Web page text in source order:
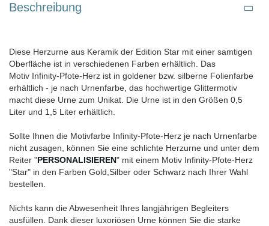
Beschreibung
Diese Herzurne aus Keramik der Edition Star mit einer samtigen
Oberfläche ist in verschiedenen Farben erhältlich. Das
Motiv Infinity-Pfote-Herz ist in goldener bzw. silberne Folienfarbe
erhältlich - je nach Urnenfarbe, das hochwertige Glittermotiv
macht diese Urne zum Unikat. Die Urne ist in den Größen 0,5
Liter und 1,5 Liter erhältlich.
Sollte Ihnen die Motivfarbe Infinity-Pfote-Herz je nach Urnenfarbe
nicht zusagen, können Sie eine schlichte Herzurne und unter dem
Reiter "PERSONALISIEREN" mit einem Motiv Infinity-Pfote-Herz
"Star" in den Farben Gold,Silber oder Schwarz nach Ihrer Wahl
bestellen.
Nichts kann die Abwesenheit Ihres langjährigen Begleiters
ausfüllen. Dank dieser luxoriösen Urne können Sie die starke